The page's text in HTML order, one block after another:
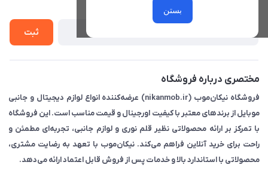
بستن
از جدید‌ترین تخفیف‌ها با‌ خبر شوید
ثبت
مختصری درباره فروشگاه
فروشگاه نیکان‌موب (nikanmob.ir) عرضه‌کننده انواع لوازم دیجیتال و جانبی
موبایل از برندهای معتبر با کیفیت اورجینال و قیمت مناسب است. این فروشگاه
با تمرکز بر ارائه محصولاتی نظیر قلم نوری و لوازم جانبی، تجربه‌ای مطمئن و
راحت برای خرید آنلاین فراهم می‌کند. نیکان‌موب با تعهد به رضایت مشتری،
محصولاتی با استاندارد بالا و خدمات پس از فروش قابل اعتماد ارائه می‌دهد.